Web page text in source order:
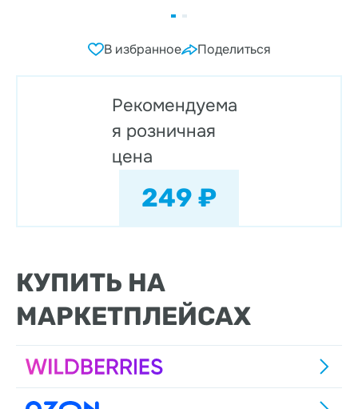
В избранное Поделиться
Рекомендуема
я розничная
цена
249 ₽
КУПИТЬ НА
МАРКЕТПЛЕЙСАХ